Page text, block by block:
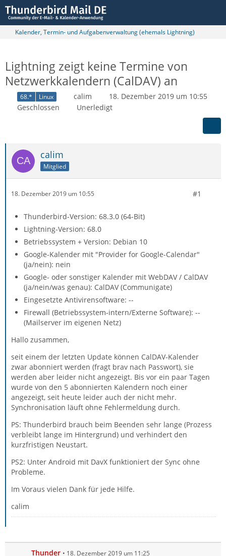
Kalender, Termin- und Aufgabenverwaltung (ehemals Lightning)
Lightning zeigt keine Termine von
Netzwerkkalendern (CalDAV) an
68.* Linux calim
18. Dezember 2019 um 10:55
Geschlossen
Unerledigt
calim
Mitglied
18. Dezember 2019 um 10:55 #1
Thunderbird-Version: 68.3.0 (64-Bit)
Lightning-Version: 68.0
Betriebssystem + Version: Debian 10
Google-Kalender mit "Provider for Google-Calendar"
(ja/nein): nein
Google- oder sonstiger Kalender mit WebDAV / CalDAV
(ja/nein/was genau): CalDAV (Communigate)
Eingesetzte Antivirensoftware: --
Firewall (Betriebssystem-intern/Externe Software): --
(Mailserver im eigenen Netz)
Hallo zusammen,
seit einem der letzten Update können CalDAV-Kalender
zwar abonniert werden (fragt brav nach Passwort), sie
werden aber leider nicht angezeigt. Bis vor ein paar Tagen
wurde von den 5 abonnierten Kalendern noch einer
angezeigt, seit heute leider auch der nicht mehr.
Synchronisation läuft ohne Fehlermeldung durch.
PS: Thunderbird brauch beim Beenden sehr lange (Prozess
verbleibt lange im Hintergrund) und verhindert den
kurzfristigen Neustart.
PS2: Unter Android mit DavX funktioniert der Sync ohne
Probleme.
Im Voraus vielen Dank für jede Hilfe.
calim
Thunder 18. Dezember 2019 um 11:25